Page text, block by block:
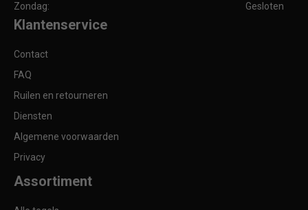
Zondag:
Gesloten
Klantenservice
Contact
FAQ
Ruilen en retourneren
Diensten
Algemene voorwaarden
Privacy
Assortiment